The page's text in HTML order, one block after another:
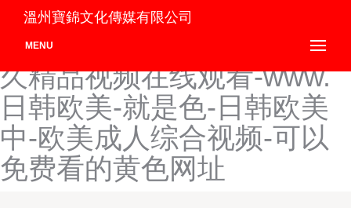
精品人妻一区二区三区日产
乱码-国产不卡在线视频-久
久精品视频在线观看-www.
日韩欧美-就是色-日韩欧美
中-欧美成人综合视频-可以
免费看的黄色网址
溫州寶錦文化傳媒有限公司
MENU